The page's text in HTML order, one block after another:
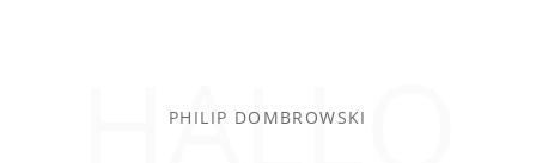
HALLO
PHILIP DOMBROWSKI